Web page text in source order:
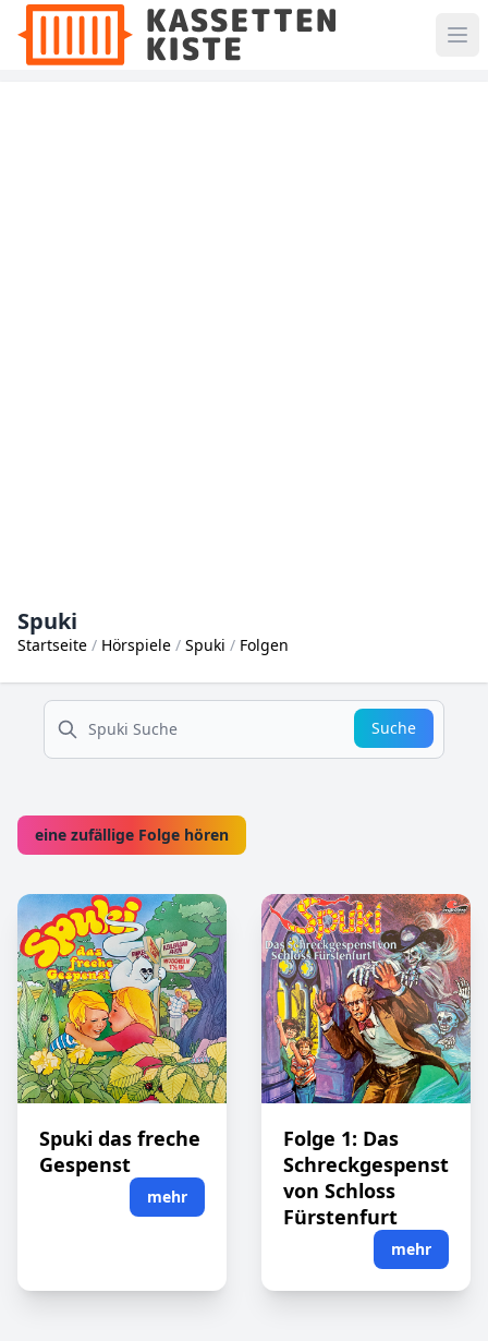
Spuki
Startseite Hörspiele Spuki Folgen
suche
Suche
eine zufällige Folge hören
Spuki das freche
Gespenst
mehr
Folge 1: Das
Schreckgespenst
von Schloss
Fürstenfurt
mehr